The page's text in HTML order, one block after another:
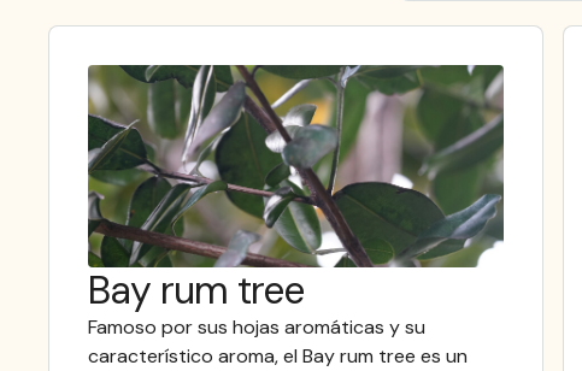
Bay rum tree
Famoso por sus hojas aromáticas y su
característico aroma, el Bay rum tree es un